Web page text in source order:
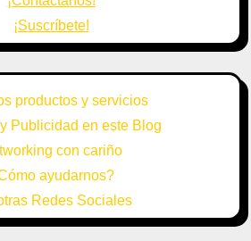
¡Suscríbete!
productos y servicios
Publicidad en este Blog
con cariño
ayudarnos?
Redes Sociales